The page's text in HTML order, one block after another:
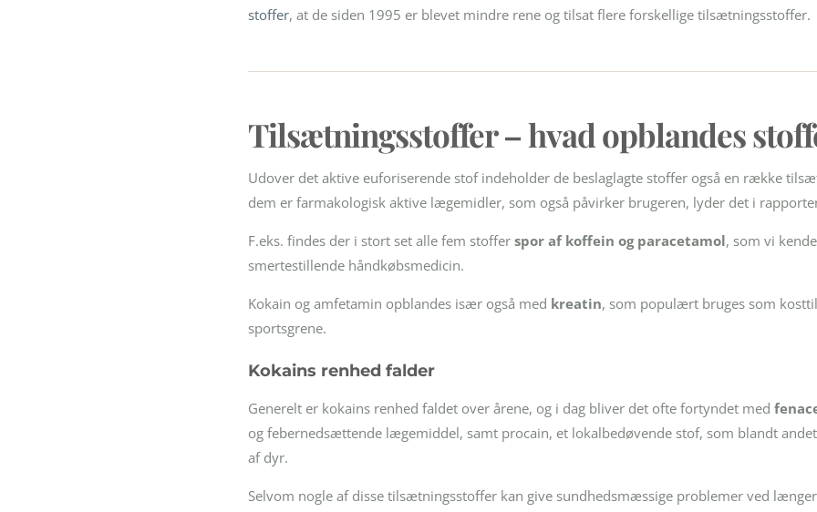
stoffer, at de siden 1995 er blevet mindre rene og tilsat flere forskellige tilsætningsstoffer.
Tilsætningsstoffer – hvad opblandes
Udover det aktive euforiserende stof indeholder de beslaglagte stoffer også en række
dem er farmakologisk aktive lægemidler, som også påvirker brugeren, lyder det i
F.eks. findes der i stort set alle fem stoffer spor af koffein og paracetamol, som vi
smertestillende håndkøbsmedicin.
Kokain og amfetamin opblandes især også med kreatin, som populært bruges som
sportsgrene.
Kokains renhed falder
Generelt er kokains renhed faldet over årene, og i dag bliver det ofte fortyndet med
og febernedsættende lægemiddel, samt procain, et lokalbedøvende stof, som blandt
af dyr.
Selvom nogle af disse tilsætningsstoffer kan give sundhedsmæssige problemer ved